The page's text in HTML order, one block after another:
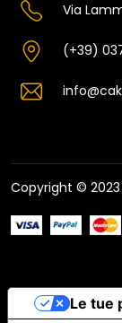
Via
(+39)
Copyright ©
Le tue